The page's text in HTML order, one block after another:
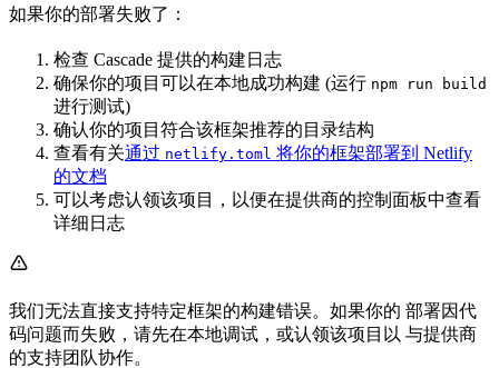
如果你的部署失败了：
检查 Cascade 提供的构建日志
确保你的项目可以在本地成功构建 (运行 npm run build
进行测试)
确认你的项目符合该框架推荐的目录结构
查看有关通过 netlify.toml 将你的框架部署到 Netlify
的文档
可以考虑认领该项目，以便在提供商的控制面板中查看
详细日志
我们无法直接支持特定框架的构建错误。如果你的 部署因代
码问题而失败，请先在本地调试，或认领该项目以 与提供商
的支持团队协作。